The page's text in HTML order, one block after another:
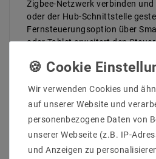
Zigbee-Netzwerk verbinden
oder der Hub-Schnittstelle
Fernsteuerungsoption über
oder Tablet erweitert den
Zigbee-Gateway oder -
Netzwerk hinzugefügt wurden,
den Fernbedienungen gesteuert
Das ZigBee-Gerät basiert auf
max. 30 Zigbee-
Link über Touchlink
Wir verwenden Cookies und
auf unserer Website und
personenbezogene Daten von
unserer Webseite (z.B. IP-
und Anzeigen zu